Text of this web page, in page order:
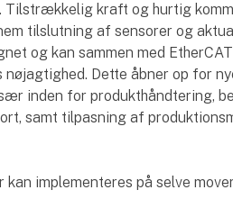
Tilstrækkelig kraft og hurtig
tilslutning af sensorer og
og kan sammen med
Dette åbner op for
inden for produkthåndtering,
samt tilpasning af
implementeres på selve